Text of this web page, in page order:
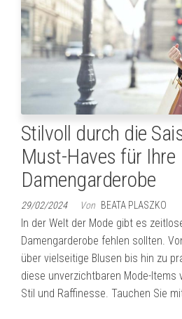
Stilvoll durch die
Must-Haves für Ihre
Damengarderobe
29/02/2024 Von BEATA PLASZKO
In der Welt der Mode gibt es
Damengarderobe fehlen sollten.
über vielseitige Blusen bis hin zu
diese unverzichtbaren Mode-Items
Stil und Raffinesse. Tauchen Sie